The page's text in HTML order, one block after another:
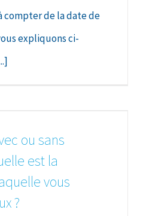
compter de la date de
expliquons ci-
ou sans
est la
vous
?